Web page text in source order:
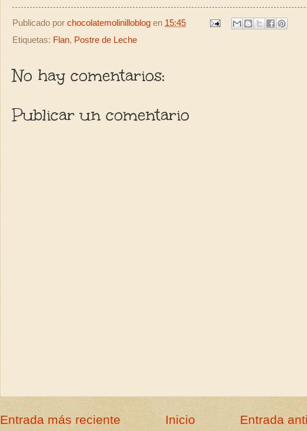
Publicado por chocolatemolinilloblog en 15:45
Etiquetas: Flan, Postre de Leche
No hay comentarios:
Publicar un comentario
Entrada más reciente Entrada
Inicio